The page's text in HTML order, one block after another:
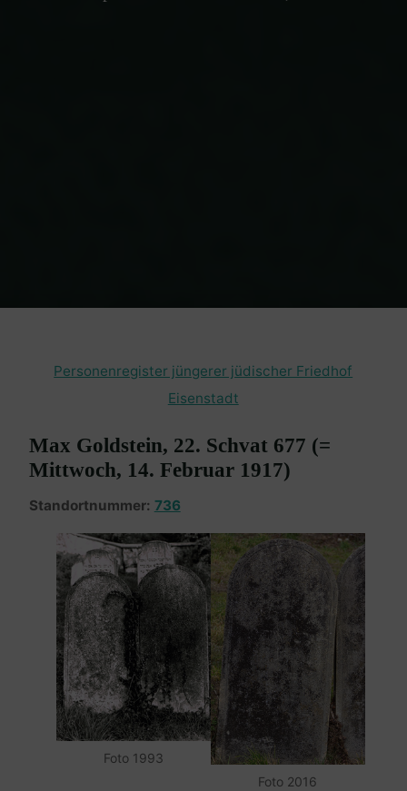
Personenregister jüngerer jüdischer Friedhof
Eisenstadt
Max Goldstein, 22. Schvat 677 (=
Mittwoch, 14. Februar 1917)
Standortnummer: 736
Foto 1993
Foto 2016